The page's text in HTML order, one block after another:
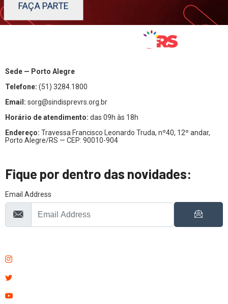
FAÇA PARTE
Sede — Porto Alegre
Telefone: (51) 3284.1800
Email: sorg@sindisprevrs.org.br
Horário de atendimento: das 09h às 18h
Endereço: Travessa Francisco Leonardo Truda, nº40, 12º andar,
Porto Alegre/RS — CEP: 90010-904
Fique por dentro das novidades:
Email Address